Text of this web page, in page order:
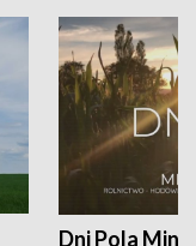
Dni Pola